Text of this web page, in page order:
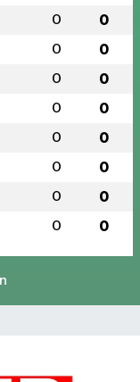
0 0
0 0
0 0
0 0
0 0
0 0
0 0
0 0